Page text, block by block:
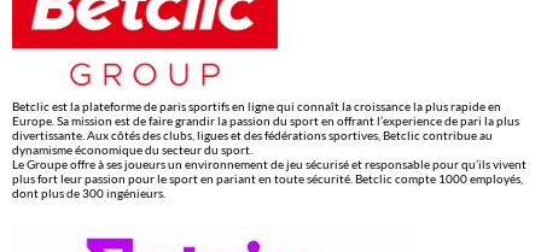
Betclic est la plateforme de paris sportifs en ligne qui connaît la croissance la plus rapide en
Europe. Sa mission est de faire grandir la passion du sport en offrant l’experience de pari la plus
divertissante. Aux côtés des clubs, ligues et des fédérations sportives, Betclic contribue au
dynamisme économique du secteur du sport.
Le Groupe offre à ses joueurs un environnement de jeu sécurisé et responsable pour qu’ils vivent
plus fort leur passion pour le sport en pariant en toute sécurité. Betclic compte 1000 employés,
dont plus de 300 ingénieurs.